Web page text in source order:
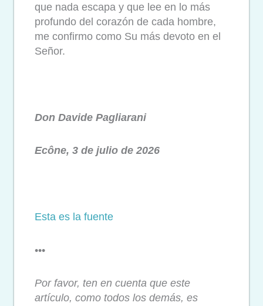
que nada escapa y que lee en lo más
profundo del corazón de cada hombre,
me confirmo como Su más devoto en el
Señor.
Don Davide Pagliarani
Ecône, 3 de julio de 2026
Esta es la fuente
•••
Por favor, ten en cuenta que este
artículo, como todos los demás, es